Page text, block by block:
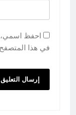
احفظ اسمي،
في هذا المتصفح